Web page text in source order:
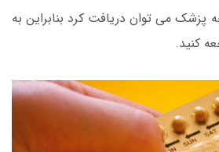
می توان دریافت کرد بنابراین به
کنید.